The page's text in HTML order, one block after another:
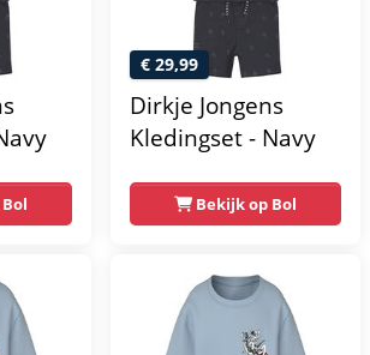
€ 29,99
Dirkje Jongens
Kledingset - Navy
Bekijk op Bol